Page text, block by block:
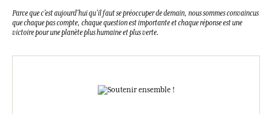
Parce que c’est aujourd’hui qu’il faut se préoccuper de demain, nous sommes convaincus
que chaque pas compte, chaque question est importante et chaque réponse est une
victoire pour une planète plus humaine et plus verte.